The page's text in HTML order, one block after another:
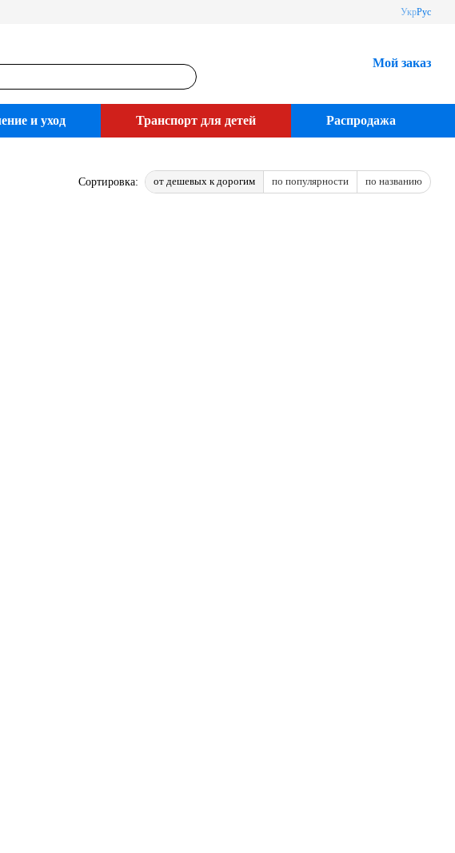
УкрРус
Мой заказ
и уход Транспорт для детей Распродажа
Сортировка: от дешевых к дорогим по популярности по названию